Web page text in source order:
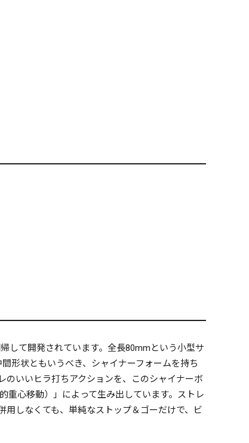
して開発されています。全長80mmという小型サ
形状ともいうべき、シャイナーフォームを持ち
のいいヒラ打ちアクションを、このシャイナーボ
重心移動）」によって生み出しています。ストレ
しなくても、単純なストップ＆ゴーだけで、ビ